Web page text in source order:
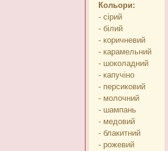
Кольори:
- сірий
- білий
- коричневий
- карамельний
- шоколадний
- капучіно
- персиковий
- молочний
- шампань
- медовий
- блакитний
- рожевий